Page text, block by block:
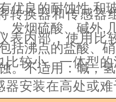
优良的耐蚀性,和
发烟硫酸、碱外,
括沸点的盐酸、
。不适用：碱，
换器和传感器
表内部，使用比
比较小。一体型
器安装在高处或